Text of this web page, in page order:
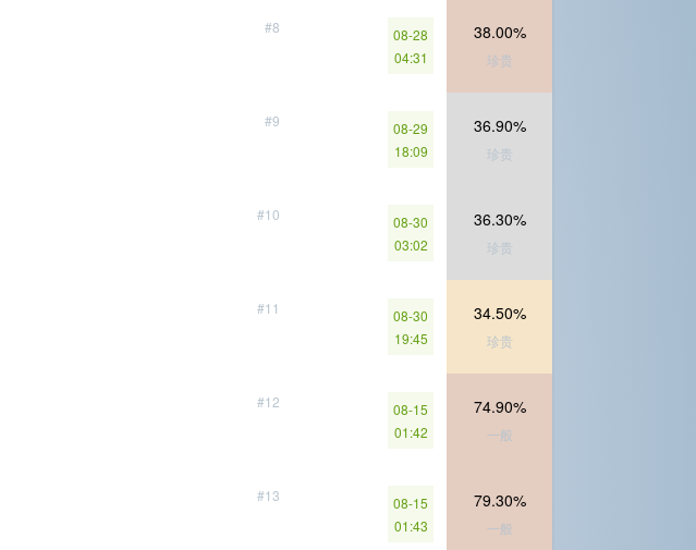
#8
08-28
04:31
38.00%
珍贵
#9
08-29
18:09
36.90%
珍贵
#10
08-30
03:02
36.30%
珍贵
#11
08-30
19:45
34.50%
珍贵
#12
08-15
01:42
74.90%
一般
#13
08-15
01:43
79.30%
一般